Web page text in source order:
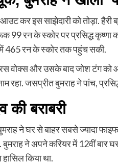
कर इस साझेदारी को तोड़ा.
रन के स्कोर पर प्रसिद्ध कृष्णा
में 465 रन के स्कोर तक पहुंच सकी.
वोक्स और उसके बाद जोश टंग को
रहा. जसप्रीत बुमराह ने पांच,
की बराबरी
ने घर से बाहर सबसे ज्यादा
बुमराह ने अपने करियर में 12वीं बार
किया था.